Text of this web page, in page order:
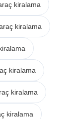
kiralama
kiralama
kiralama
kiralama
kiralama